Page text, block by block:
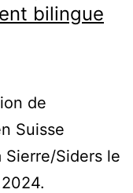
bilingue
de
Suisse
Sierre/Siders le